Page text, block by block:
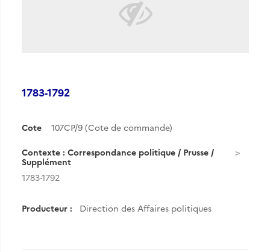
1783-1792
Cote 107CP/9 (Cote de commande)
Contexte : Correspondance politique / Prusse /
Supplément
1783-1792
Producteur : Direction des Affaires politiques